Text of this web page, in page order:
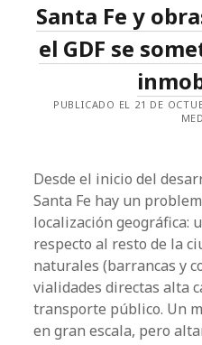
DE
LA
Santa Fe y
el GDF se
PUBLICADO EL 21 DE
Desde el inicio del
Santa Fe hay un
localización geográfica:
respecto al resto de la
naturales (barrancas y
vialidades directas alta
transporte público. Un
en gran escala, pero